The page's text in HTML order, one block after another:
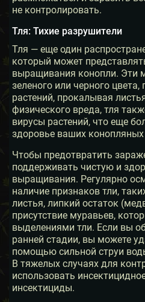
не контролировать.
Тля: Тихие разрушители
Тля — еще один
который может
выращивания конопли. Эти
зеленого или черного
растений, прокалывая
физического вреда, тля
вирусы растений, что еще
здоровье ваших конопляных
Чтобы предотвратить
поддерживать чистую и
выращивания. Регулярно
наличие признаков тли,
листья, липкий остаток
присутствие муравьев,
выделениями тли. Если вы
ранней стадии, вы можете
помощью сильной струи
В тяжелых случаях для
использовать
инсектициды.